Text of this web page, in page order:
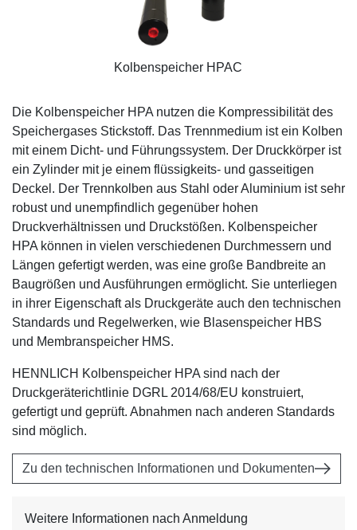
Kolbenspeicher HPAC
Die Kolbenspeicher HPA nutzen die Kompressibilität des
Speichergases Stickstoff. Das Trennmedium ist ein Kolben
mit einem Dicht- und Führungssystem. Der Druckkörper ist
ein Zylinder mit je einem flüssigkeits- und gasseitigen
Deckel. Der Trennkolben aus Stahl oder Aluminium ist sehr
robust und unempfindlich gegenüber hohen
Druckverhältnissen und Druckstößen. Kolbenspeicher
HPA können in vielen verschiedenen Durchmessern und
Längen gefertigt werden, was eine große Bandbreite an
Baugrößen und Ausführungen ermöglicht. Sie unterliegen
in ihrer Eigenschaft als Druckgeräte auch den technischen
Standards und Regelwerken, wie Blasenspeicher HBS
und Membranspeicher HMS.
HENNLICH Kolbenspeicher HPA sind nach der
Druckgeräterichtlinie DGRL 2014/68/EU konstruiert,
gefertigt und geprüft. Abnahmen nach anderen Standards
sind möglich.
Zu den technischen Informationen und Dokumenten
Weitere Informationen nach Anmeldung